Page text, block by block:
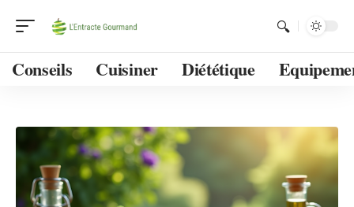
Conseils Cuisiner Diététique